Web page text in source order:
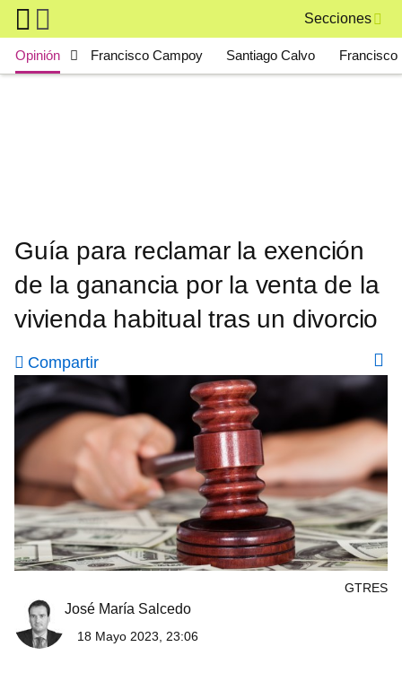
Skip to main content
Secciones
Main navigation
Opinión Francisco Campoy Santiago Calvo Francisco
Guía para reclamar la exención
de la ganancia por la venta de la
vivienda habitual tras un divorcio
Compartir
GTRES
José María Salcedo
18 Mayo 2023, 23:06